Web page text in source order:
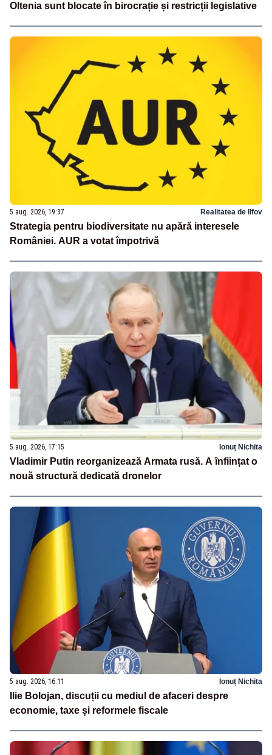
Oltenia sunt blocate în birocrație și restricții legislative
5 aug. 2026, 19:37 Realitatea de Ilfov
Strategia pentru biodiversitate nu apără interesele
României. AUR a votat împotrivă
5 aug. 2026, 17:15 Ionuț Nichita
Vladimir Putin reorganizează Armata rusă. A înființat o
nouă structură dedicată dronelor
5 aug. 2026, 16:11 Ionuț Nichita
Ilie Bolojan, discuții cu mediul de afaceri despre
economie, taxe și reformele fiscale